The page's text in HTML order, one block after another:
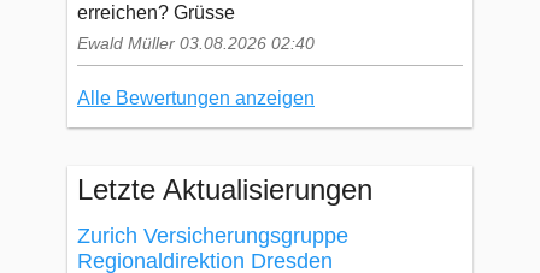
erreichen? Grüsse
Ewald Müller 03.08.2026 02:40
Alle Bewertungen anzeigen
Letzte Aktualisierungen
Zurich Versicherungsgruppe
Regionaldirektion Dresden